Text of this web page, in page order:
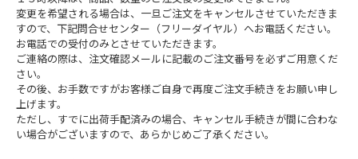
変更を希望される場合は、一旦ご注文をキャンセルさせていただきま
すので、下記問合せセンター（フリーダイヤル）へお電話ください。
お電話での受付のみとさせていただきます。
ご連絡の際は、注文確認メールに記載のご注文番号を必ずご用意くだ
さい。
その後、お手数ですがお客様ご自身で再度ご注文手続きをお願い申し
上げます。
ただし、すでに出荷手配済みの場合、キャンセル手続きが間に合わな
い場合がございますので、あらかじめご了承ください。